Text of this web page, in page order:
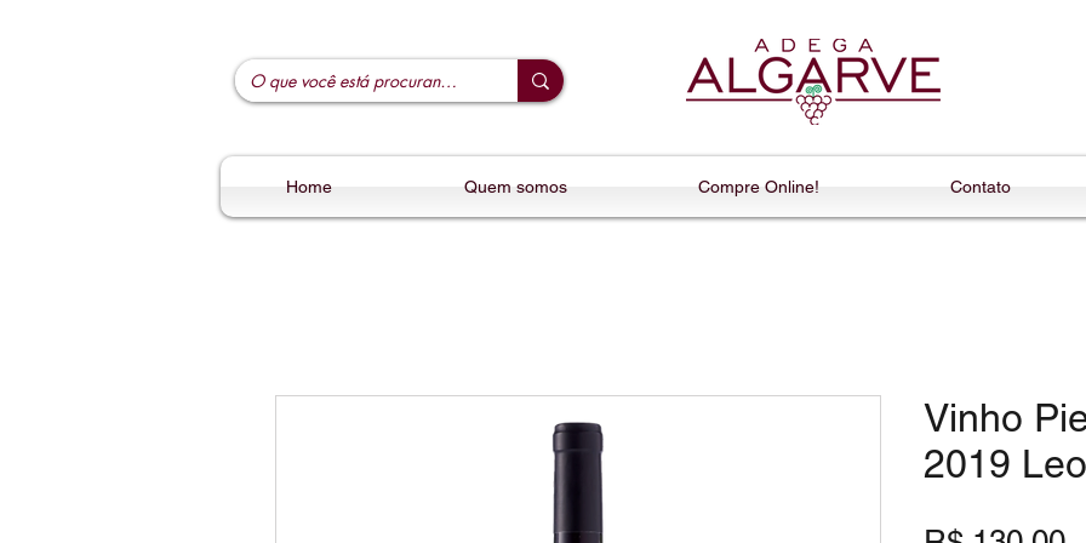
Home Quem somos Compre Online! Contato
Vinho
2019